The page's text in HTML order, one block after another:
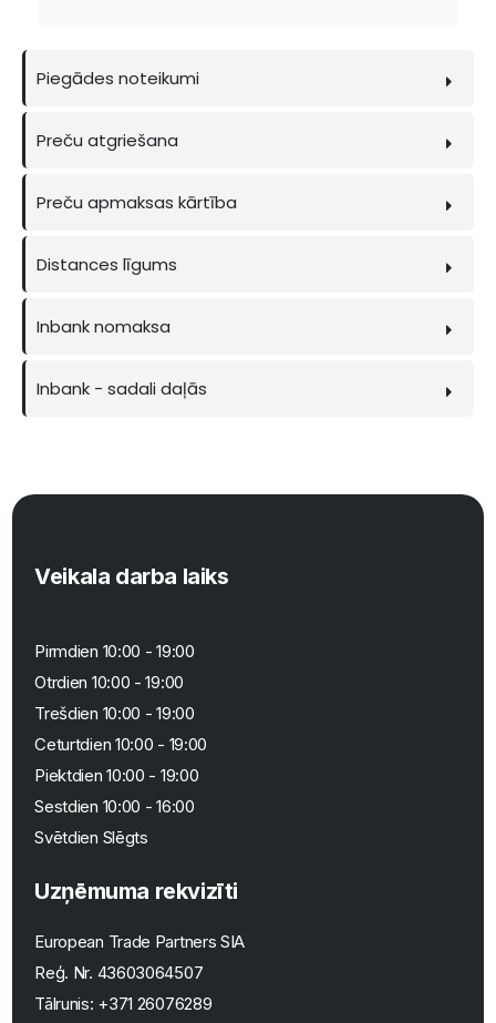
Piegādes noteikumi
Preču atgriešana
Preču apmaksas kārtība
Distances līgums
Inbank nomaksa
Inbank - sadali daļās
Veikala darba laiks
Pirmdien 10:00 - 19:00
Otrdien 10:00 - 19:00
Trešdien 10:00 - 19:00
Ceturtdien 10:00 - 19:00
Piektdien 10:00 - 19:00
Sestdien 10:00 - 16:00
Svētdien Slēgts
Uzņēmuma rekvizīti
European Trade Partners SIA
Reģ. Nr. 43603064507
Tālrunis: +371 26076289